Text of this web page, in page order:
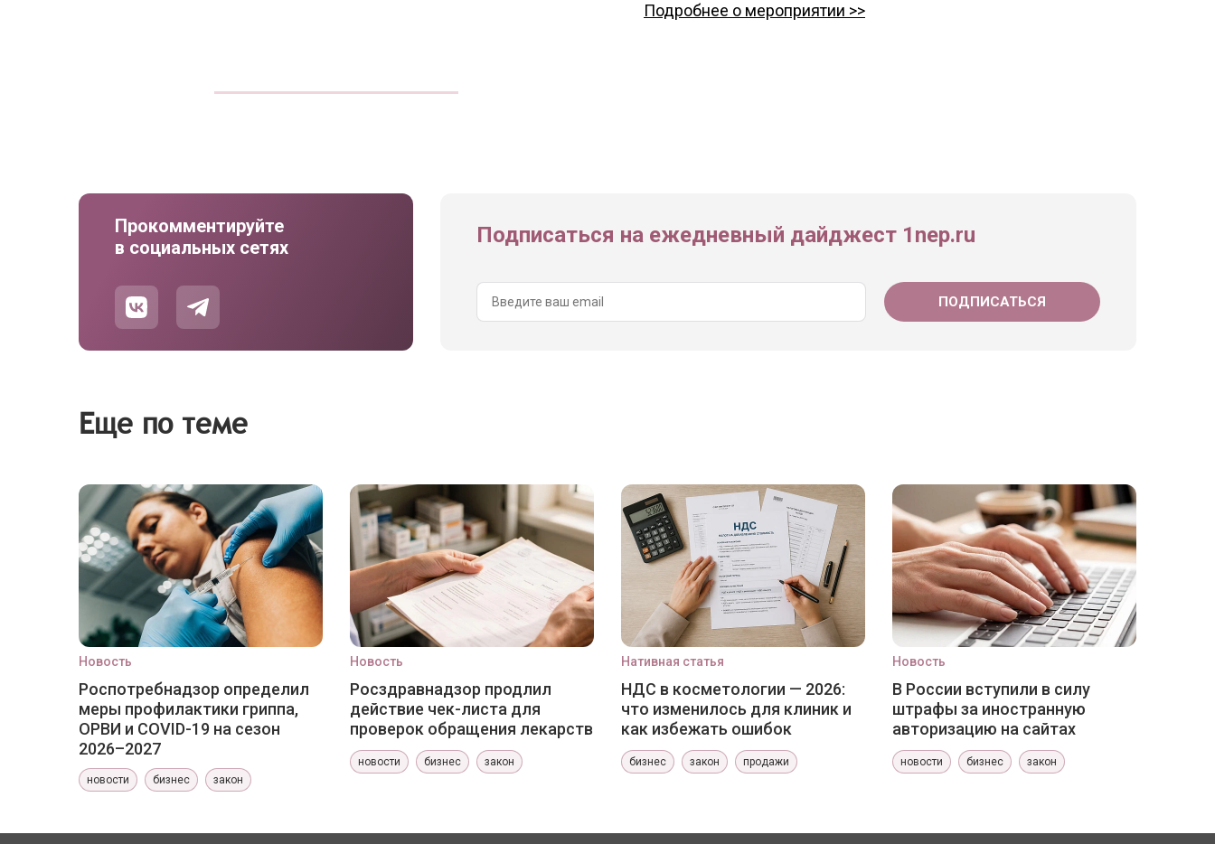
Подробнее о мероприятии >>
Прокомментируйте
в социальных сетях
Подписаться на ежедневный дайджест 1nep.ru
Еще по теме
Новость
Роспотребнадзор определил
меры профилактики гриппа,
ОРВИ и COVID-19 на сезон
2026–2027
новости бизнес закон
Новость
Росздравнадзор продлил
действие чек-листа для
проверок обращения лекарств
новости бизнес закон
Нативная статья
НДС в косметологии — 2026:
что изменилось для клиник и
как избежать ошибок
бизнес закон продажи
Новость
В России вступили в силу
штрафы за иностранную
авторизацию на сайтах
новости бизнес закон